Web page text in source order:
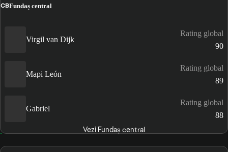
CBFundaș central
Virgil van Dijk
Rating global
90
Mapi León
Rating global
89
Gabriel
Rating global
88
Vezi Fundaș central